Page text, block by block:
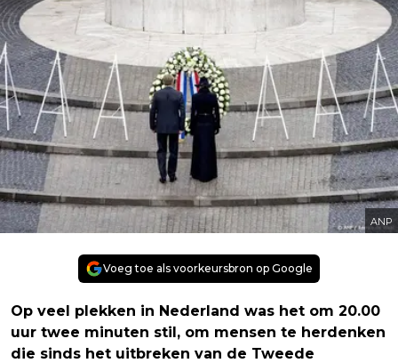
ANP
Voeg toe als voorkeursbron op Google
Op veel plekken in Nederland was het om 20.00
uur twee minuten stil, om mensen te herdenken
die sinds het uitbreken van de Tweede